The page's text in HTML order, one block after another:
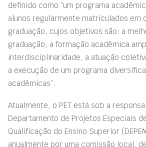
definido como “um programa
alunos regularmente matriculados em
graduação, cujos objetivos são: a
graduação, a formação acadêmica
interdisciplinaridade, a atuação
a execução de um programa
acadêmicas”.
Atualmente, o PET está sob a
Departamento de Projetos Especiais
Qualificação do Ensino Superior
anualmente por uma comissão local,